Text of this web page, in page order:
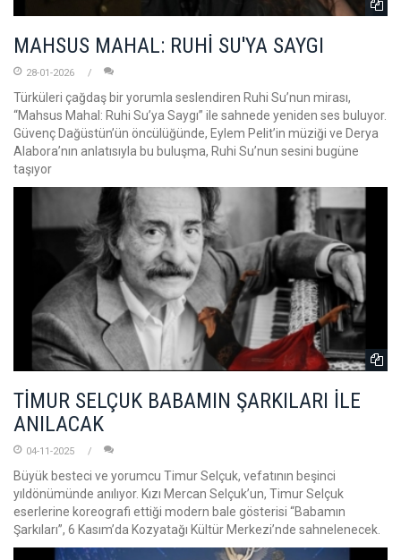
MAHSUS MAHAL: RUHİ SU'YA SAYGI
28-01-2026
Türküleri çağdaş bir yorumla seslendiren Ruhi Su’nun mirası,
“Mahsus Mahal: Ruhi Su’ya Saygı” ile sahnede yeniden ses buluyor.
Güvenç Dağüstün’ün öncülüğünde, Eylem Pelit’in müziği ve Derya
Alabora’nın anlatısıyla bu buluşma, Ruhi Su’nun sesini bugüne
taşıyor
TİMUR SELÇUK BABAMIN ŞARKILARI İLE
ANILACAK
04-11-2025
Büyük besteci ve yorumcu Timur Selçuk, vefatının beşinci
yıldönümünde anılıyor. Kızı Mercan Selçuk’un, Timur Selçuk
eserlerine koreografi ettiği modern bale gösterisi “Babamın
Şarkıları”, 6 Kasım’da Kozyatağı Kültür Merkezi’nde sahnelenecek.